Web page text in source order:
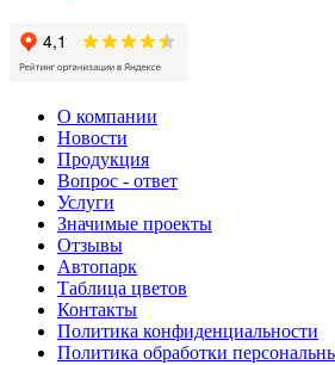
О компании
Новости
Продукция
Вопрос - ответ
Услуги
Значимые проекты
Отзывы
Автопарк
Таблица цветов
Контакты
Политика конфиденциальности
Политика обработки